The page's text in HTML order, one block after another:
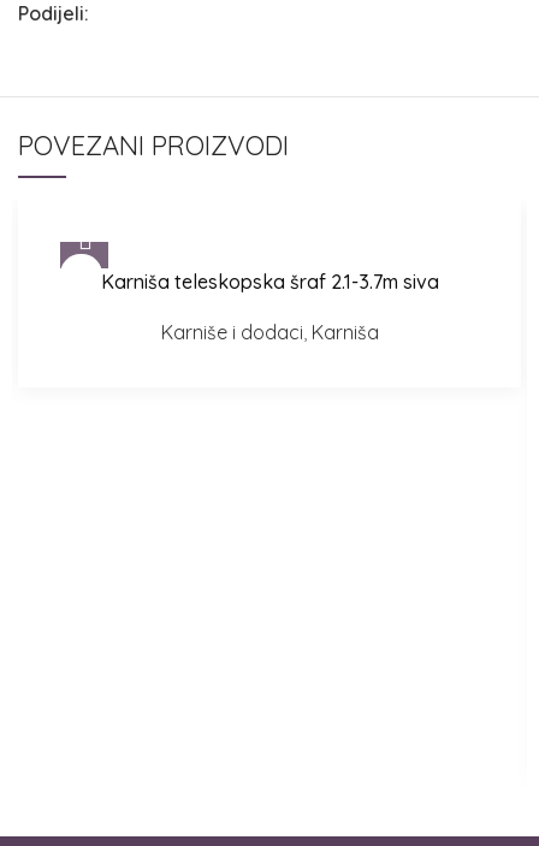
Podijeli:
POVEZANI PROIZVODI
Karniša teleskopska šraf 2.1-3.7m siva
Karniše i dodaci, Karniša